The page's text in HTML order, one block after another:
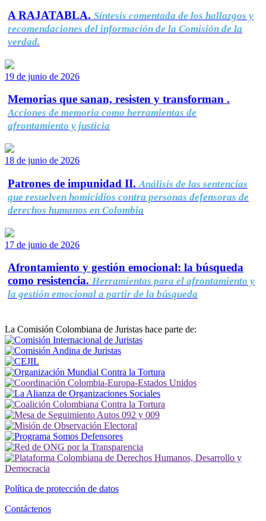
A RAJATABLA. Síntesis comentada de los hallazgos y
recomendaciones del información de la Comisión de la
verdad.
19 de junio de 2026
Memorias que sanan, resisten y transforman .
Acciones de memoria como herramientas de
afrontamiento y justicia
18 de junio de 2026
Patrones de impunidad II. Análisis de las sentencias
que resuelven homicidios contra personas defensoras de
derechos humanos en Colombia
17 de junio de 2026
Afrontamiento y gestión emocional: la búsqueda
como resistencia. Herramientas para el afrontamiento y
la gestión emocional a partir de la búsqueda
La Comisión Colombiana de Juristas hace parte de:
Política de protección de datos
Contáctenos